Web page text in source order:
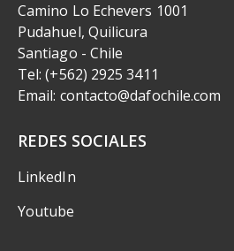
Camino Lo Echevers 1001
Pudahuel, Quilicura
Santiago - Chile
Tel: (+562) 2925 3411
Email: contacto@dafochile.com
REDES SOCIALES
LinkedIn
Youtube